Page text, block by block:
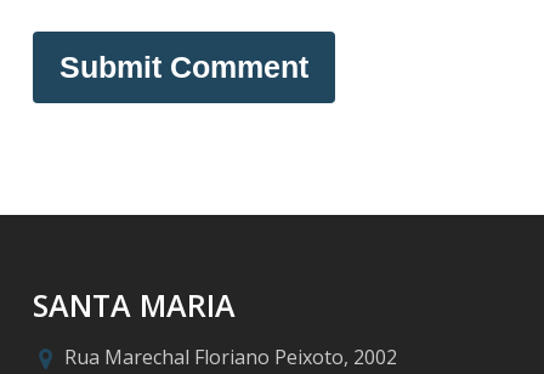
SANTA MARIA
Rua Marechal Floriano Peixoto, 2002